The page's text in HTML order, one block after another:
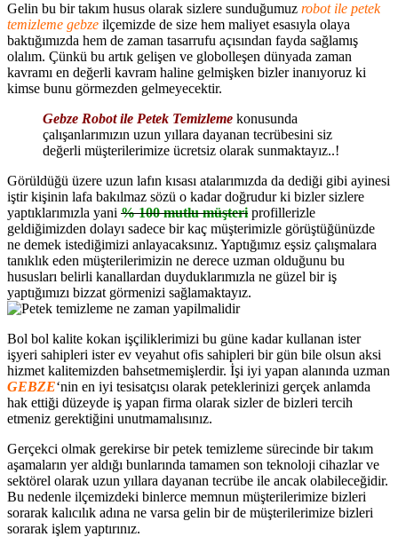
Gelin bu bir takım husus olarak sizlere sunduğumuz robot ile petek
temizleme gebze ilçemizde de size hem maliyet esasıyla olaya
baktığımızda hem de zaman tasarrufu açısından fayda sağlamış
olalım. Çünkü bu artık gelişen ve globolleşen dünyada zaman
kavramı en değerli kavram haline gelmişken bizler inanıyoruz ki
kimse bunu görmezden gelmeyecektir.
Gebze Robot ile Petek Temizleme konusunda
çalışanlarımızın uzun yıllara dayanan tecrübesini siz
değerli müşterilerimize ücretsiz olarak sunmaktayız..!
Görüldüğü üzere uzun lafın kısası atalarımızda da dediği gibi ayinesi
iştir kişinin lafa bakılmaz sözü o kadar doğrudur ki bizler sizlere
yaptıklarımızla yani % 100 mutlu müşteri profillerizle
geldiğimizden dolayı sadece bir kaç müşterimizle görüştüğünüzde
ne demek istediğimizi anlayacaksınız. Yaptığımız eşsiz çalışmalara
tanıklık eden müşterilerimizin ne derece uzman olduğunu bu
hususları belirli kanallardan duyduklarımızla ne güzel bir iş
yaptığımızı bizzat görmenizi sağlamaktayız.
Bol bol kalite kokan işçiliklerimizi bu güne kadar kullanan ister
işyeri sahipleri ister ev veyahut ofis sahipleri bir gün bile olsun aksi
hizmet kalitemizden bahsetmemişlerdir. İşi iyi yapan alanında uzman
GEBZE‘nin en iyi tesisatçısı olarak peteklerinizi gerçek anlamda
hak ettiği düzeyde iş yapan firma olarak sizler de bizleri tercih
etmeniz gerektiğini unutmamalısınız.
Gerçekci olmak gerekirse bir petek temizleme sürecinde bir takım
aşamaların yer aldığı bunlarında tamamen son teknoloji cihazlar ve
sektörel olarak uzun yıllara dayanan tecrübe ile ancak olabileceğidir.
Bu nedenle ilçemizdeki binlerce memnun müşterilerimize bizleri
sorarak kalıcılık adına ne varsa gelin bir de müşterilerimize bizleri
sorarak işlem yaptırınız.